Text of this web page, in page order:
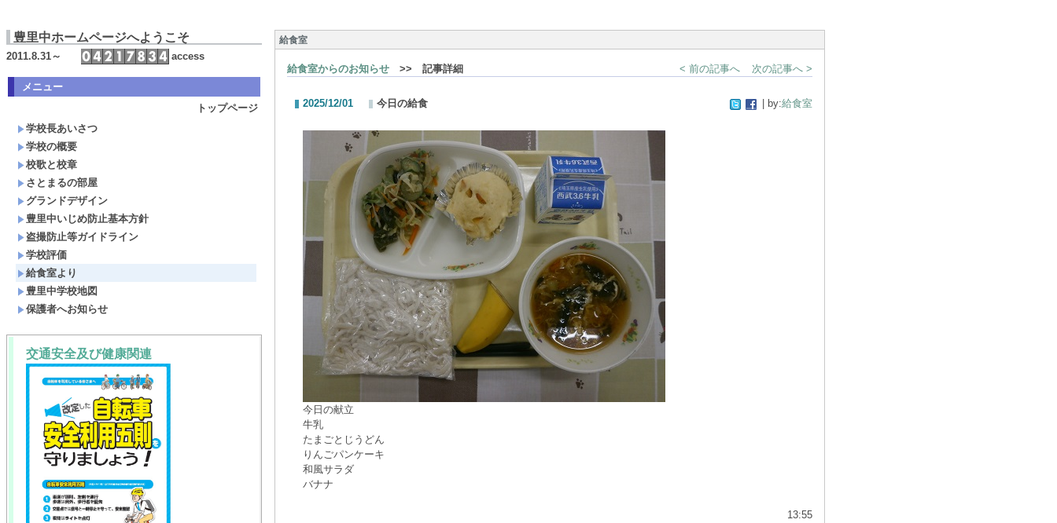
豊里中ホームページへようこそ
2011.8.31～ access
メニュー
トップページ
学校長あいさつ
学校の概要
校歌と校章
さとまるの部屋
グランドデザイン
豊里中いじめ防止基本方針
盗撮防止等ガイドライン
学校評価
給食室より
豊里中学校地図
保護者へお知らせ
交通安全及び健康関連
給食室
給食室からのお知らせ >> 記事詳細 < 前の記事へ 次の記事へ >
2025/12/01 今日の給食 | by:給食室
今日の献立
牛乳
たまごとじうどん
りんごパンケーキ
和風サラダ
バナナ
13:55